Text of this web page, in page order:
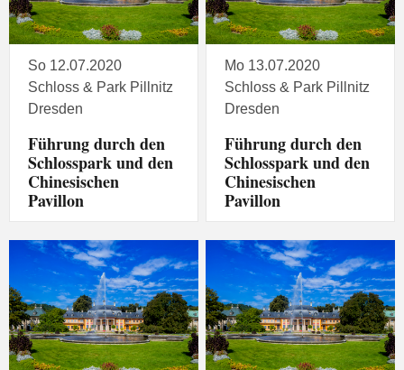
So 12.07.2020
Schloss & Park Pillnitz
Dresden
Führung durch den
Schlosspark und den
Chinesischen
Pavillon
Mo 13.07.2020
Schloss & Park Pillnitz
Dresden
Führung durch den
Schlosspark und den
Chinesischen
Pavillon